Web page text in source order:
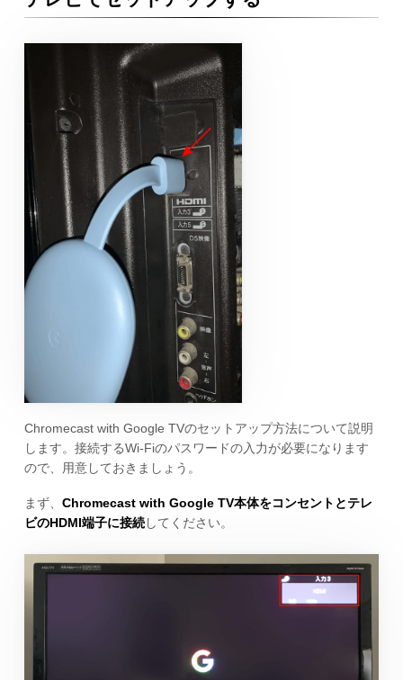
Chromecast with Google TVのセットアップ方法について説明
します。接続するWi-Fiのパスワードの入力が必要になります
ので、用意しておきましょう。
まず、 Chromecast with Google TV本体をコンセントとテレ
ビのHDMI端子に接続してください。